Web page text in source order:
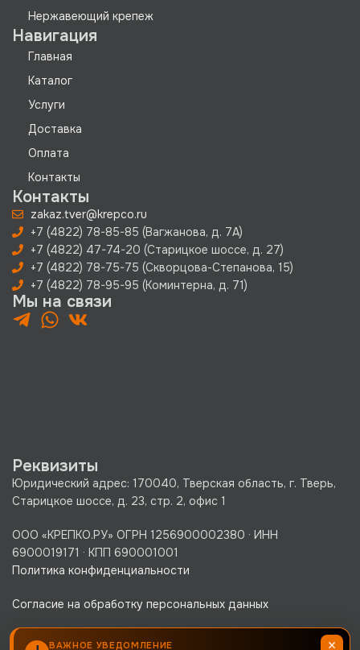
Нержавеющий крепеж
Навигация
Главная
Каталог
Услуги
Доставка
Оплата
Контакты
Контакты
zakaz.tver@krepco.ru
+7 (4822) 78-85-85 (Вагжанова, д. 7А)
+7 (4822) 47-74-20 (Старицкое шоссе, д. 27)
+7 (4822) 78-75-75 (Скворцова-Степанова, 15)
+7 (4822) 78-95-95 (Коминтерна, д. 71)
Мы на связи
Реквизиты
Юридический адрес: 170040, Тверская область, г. Тверь,
Старицкое шоссе, д. 23, стр. 2, офис 1
ООО «КРЕПКО.РУ» ОГРН 1256900002380 · ИНН
6900019171 · КПП 690001001
Политика конфиденциальности
Согласие на обработку персональных данных
ВАЖНОЕ УВЕДОМЛЕНИЕ